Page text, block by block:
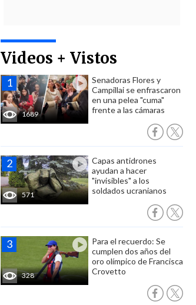
Videos + Vistos
1689
Senadoras Flores y
Campillai se enfrascaron
en una pelea "cuma"
frente a las cámaras
571
Capas antidrones
ayudan a hacer
"invisibles" a los
soldados ucranianos
328
Para el recuerdo: Se
cumplen dos años del
oro olímpico de Francisca
Crovetto